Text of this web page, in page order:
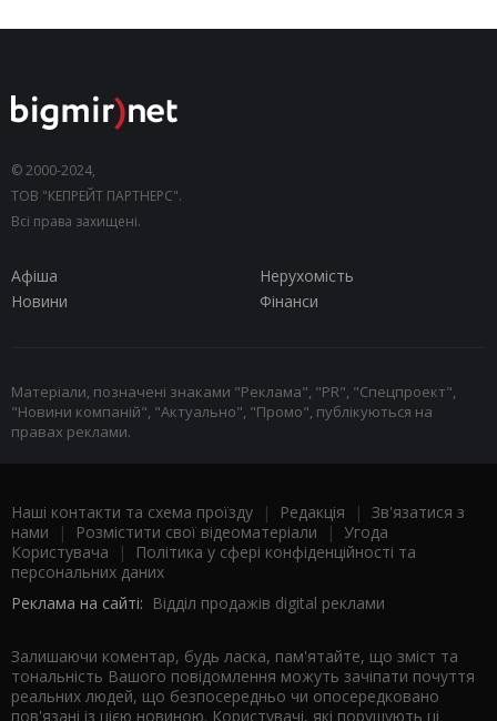
© 2000-2024,
ТОВ "КЕПРЕЙТ ПАРТНЕРС".
Всі права захищені.
Афіша
Нерухомість
Новини
Фінанси
Матеріали, позначені знаками "Реклама", "PR", "Спецпроект",
"Новини компаній", "Актуально", "Промо", публікуються на
правах реклами.
Наші контакти та схема проїзду | Редакція | Зв'язатися з
нами | Розмістити свої відеоматеріали | Угода
Користувача |
Політика у сфері конфіденційності та
персональних даних
Реклама на сайті: Відділ продажів digital реклами
Залишаючи коментар, будь ласка, пам'ятайте, що зміст та
тональність Вашого повідомлення можуть зачіпати почуття
реальних людей, що безпосередньо чи опосередковано
пов'язані із цією новиною. Користувачі, які порушують ці